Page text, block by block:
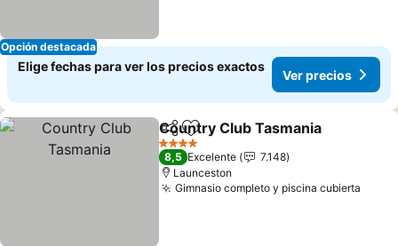
Opción destacada
Elige fechas para ver los precios exactos
Ver precios
CompartirAgregar a favoritos
Country Club Tasmania
4 Estrellas
8,5 Excelente
7.148
Launceston
Gimnasio completo y piscina cubierta